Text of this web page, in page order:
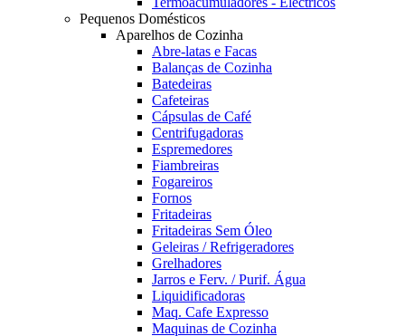
Pequenos Domésticos
Aparelhos de Cozinha
Abre-latas e Facas
Balanças de Cozinha
Batedeiras
Cafeteiras
Cápsulas de Café
Centrifugadoras
Espremedores
Fiambreiras
Fogareiros
Fornos
Fritadeiras
Fritadeiras Sem Óleo
Geleiras / Refrigeradores
Grelhadores
Jarros e Ferv. / Purif. Água
Liquidificadoras
Maq. Cafe Expresso
Maquinas de Cozinha